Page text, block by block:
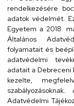
Cím
4024
rendelkezésére
adatok védelmét.
Egyetem a 2018.
Általános
folyamatait és
adatvédelmi
adatait a Debreceni
kezelte,
Adatvédelmi